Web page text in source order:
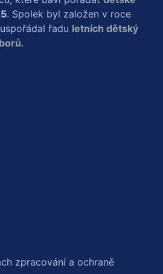
. Spolek byl založen v roce
řadu letních dětský
.
zpracování a ochraně